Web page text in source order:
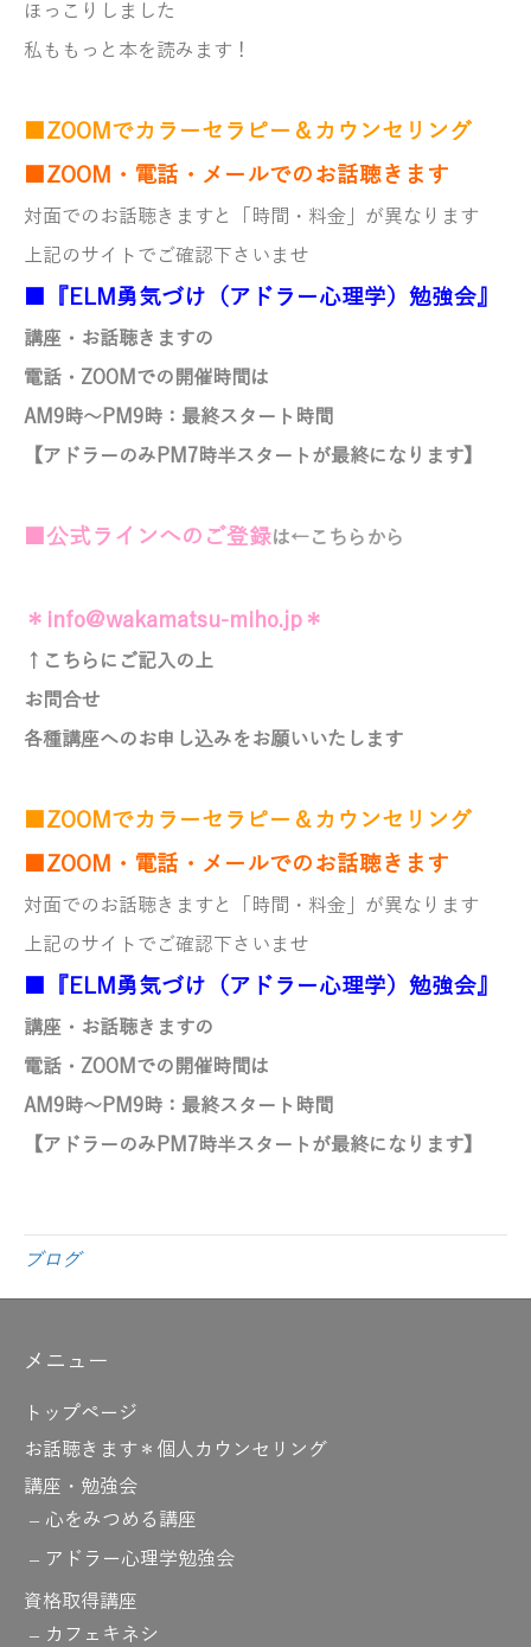
ほっこりしました
私ももっと本を読みます！
■ZOOMでカラーセラピー＆カウンセリング
■ZOOM・電話・メールでのお話聴きます
対面でのお話聴きますと「時間・料金」が異なります
上記のサイトでご確認下さいませ
■『ELM勇気づけ（アドラー心理学）勉強会』
講座・お話聴きますの
電話・ZOOMでの開催時間は
AM9時～PM9時：最終スタート時間
【アドラーのみ PM7時半スタートが最終になります】
公式ラインへのご登録は←こちらから
＊info@wakamatsu-miho.jp＊
↑こちらにご記入の上
お問合せ
各種講座へのお申し込みをお願いいたします
■ZOOMでカラーセラピー＆カウンセリング
■ZOOM・電話・メールでのお話聴きます
対面でのお話聴きますと「時間・料金」が異なります
上記のサイトでご確認下さいませ
■『ELM勇気づけ（アドラー心理学）勉強会』
講座・お話聴きますの
電話・ZOOMでの開催時間は
AM9時～PM9時：最終スタート時間
【アドラーのみ PM7時半スタートが最終になります】
ブログ
メニュー
トップページ
お話聴きます＊個人カウンセリング
講座・勉強会
心をみつめる講座
アドラー心理学勉強会
資格取得講座
カフェキネシ